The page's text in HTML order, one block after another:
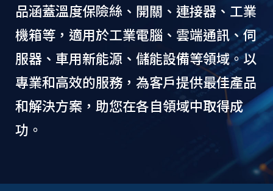
品涵蓋溫度保險絲、開關、連接器、工業
機箱等，適用於工業電腦、雲端通訊、伺
服器、車用新能源、儲能設備等領域。以
專業和高效的服務，為客戶提供最佳產品
和解決方案，助您在各自領域中取得成
功。